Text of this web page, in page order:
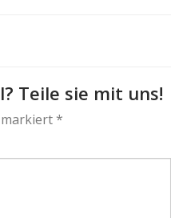
Teile sie mit uns!
markiert *